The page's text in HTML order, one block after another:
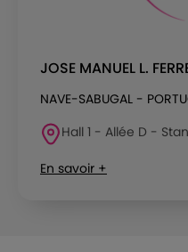
JOSE MANUEL L.
NAVE-SABUGAL -
Hall 1 - Allée D -
En savoir +